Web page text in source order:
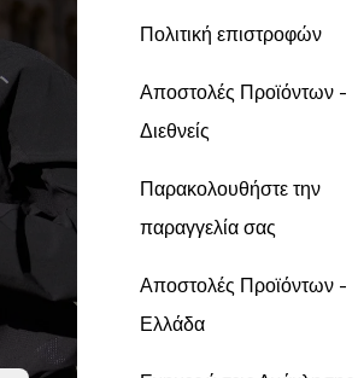
Πολιτική επιστροφών
Αποστολές Προϊόντων -
Διεθνείς
Παρακολουθήστε την
παραγγελία σας
Αποστολές Προϊόντων -
Ελλάδα